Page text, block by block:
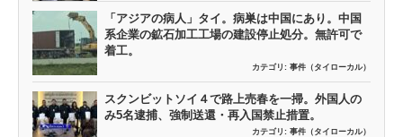
「アジアの病人」タイ。病巣は中国にあり。中国
系企業の鉱石加工工場の建設停止処分。無許可で
着工。
カテゴリ: 事件（タイローカル）
スクンビットソイ４で路上売春を一掃。外国人の
み5名逮捕、強制送還・再入国禁止措置。
カテゴリ: 事件（タイローカル）